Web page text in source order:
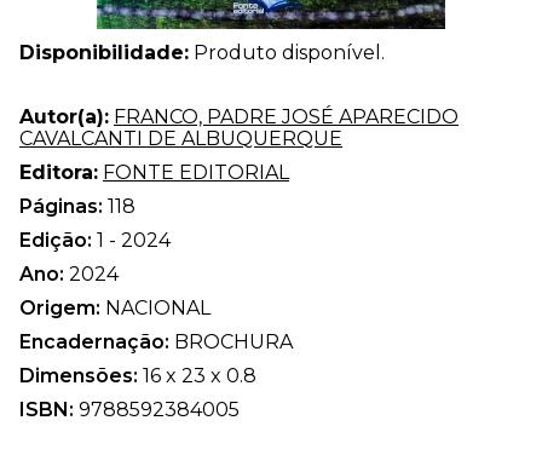
Disponibilidade: Produto disponível.
Autor(a): FRANCO, PADRE JOSÉ APARECIDO
CAVALCANTI DE ALBUQUERQUE
Editora: FONTE EDITORIAL
Páginas: 118
Edição: 1 - 2024
Ano: 2024
Origem: NACIONAL
Encadernação: BROCHURA
Dimensões: 16 x 23 x 0.8
ISBN: 9788592384005